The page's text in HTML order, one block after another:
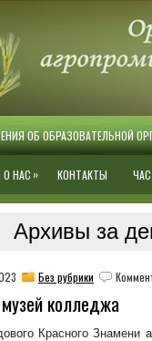
ОБ ОБРАЗОВАТЕЛЬНОЙ
НАС » КОНТАКТЫ
Архивы за
Без рубрики
колледжа
Красного Знамени